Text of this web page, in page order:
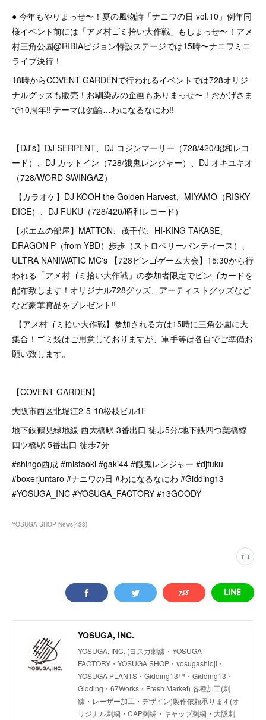
● 今年もやりまっせ〜！夏の風物詩「ナニワの日 vol.10」例年同
様イベント前には「アメ村ゴミ拾い大作戦」もしまっせ〜！アメ
村三角公園@RIBIAビジョン特設ステージでは15時〜ナニワミニ
ライブ決行！
18時からCOVENT GARDENで行われるイベントでは728オリジ
ナルグッズも販売！お馴染みの企画もありまっせ〜！おかげさま
で10周年‼︎ テーマは勿論…わになるなにわ‼︎
【DJ's】DJ SERPENT、DJ コジンマーリー（728/420/昭和レコ
ード）、DJ カットイン（728/餓鬼レンジャー）、DJ オキユキオ
（728/WORD SWINGAZ）
【カラオケ】DJ KOOH the Golden Harvest、MIYAMO（RISKY
DICE）、DJ FUKU（728/420/昭和レコード）
【ポエムの部屋】MATTON、茂千代、HI-KING TAKASE、
DRAGON P（from YBD）歩歩（ストロベリーパンティース）、
ULTRA NANIWATIC MC's 【728ビンゴゲーム大会】15:30から行
われる「アメ村ゴミ拾い大作戦」の参加者限定でビンゴカードを
配布致します！オリジナル728グッズ、アーティストグッズなど
など豪華賞品をプレゼント‼︎
【アメ村ゴミ拾い大作戦】参加される方は15時に三角公園に大
集合！ゴミ袋はご用意しておりますが、軍手等は各自でご準備お
願い致します。
【COVENT GARDEN】
大阪市西区北堀江2-5-10松枝ビル1F
地下鉄鶴見緑地線 西大橋駅 3番出口 徒歩5分/地下鉄四つ葉橋線
四ツ橋駅 5番出口 徒歩7分
#shingo西成 #mistaoki #gaki44 #餓鬼レンジャー #djfuku
#boxerjuntaro #ナニワの日 #わになるなにわ #Gidding13
#YOSUGA_INC #YOSUGA_FACTORY #13GOODY
YOSUGA SHOP News(433)
YOSUGA, INC.
YOSUGA, INC. (ヨスガ刺繍・YOSUGA
FACTORY・YOSUGA SHOP・yosugashioji・
YOSUGA PLANTS・Gidding13™・Gidding13・
Gidding・67Works・Fresh Market) 各種加工(刺
繍・レーザー加工・デザイン)製作依頼承ります(オ
リジナル刺繍・CAP刺繍・キャップ刺繍・大阪刺